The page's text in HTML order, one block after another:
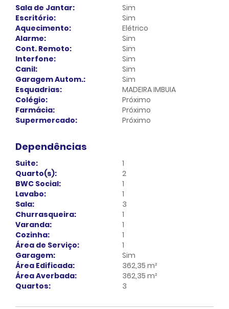
Sala de Jantar:
Sim
Escritório:
Sim
Aquecimento:
Elétrico
Alarme:
Sim
Cont. Remoto:
Sim
Interfone:
Sim
Canil:
Sim
Garagem Autom.:
Sim
Esquadrias:
MADEIRA IMBUIA
Colégio:
Próximo
Farmácia:
Próximo
Supermercado:
Próximo
Dependências
Suite:
1
Quarto(s):
2
BWC Social:
1
Lavabo:
1
Sala:
3
Churrasqueira:
1
Varanda:
1
Cozinha:
1
Área de Serviço:
1
Garagem:
Sim
Área Edificada:
362,35 m²
Área Averbada:
362,35 m²
Quartos:
3